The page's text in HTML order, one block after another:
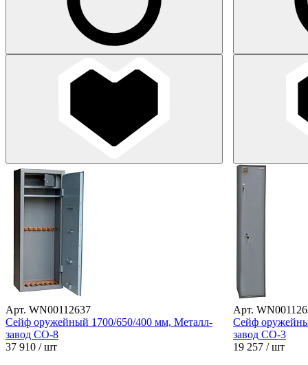
Арт. WN00112637
Сейф оружейный 1700/650/400 мм, Металл-
завод СО-8
37 910 / шт
Арт.
Сейф
завод СО-3
19 257 / шт